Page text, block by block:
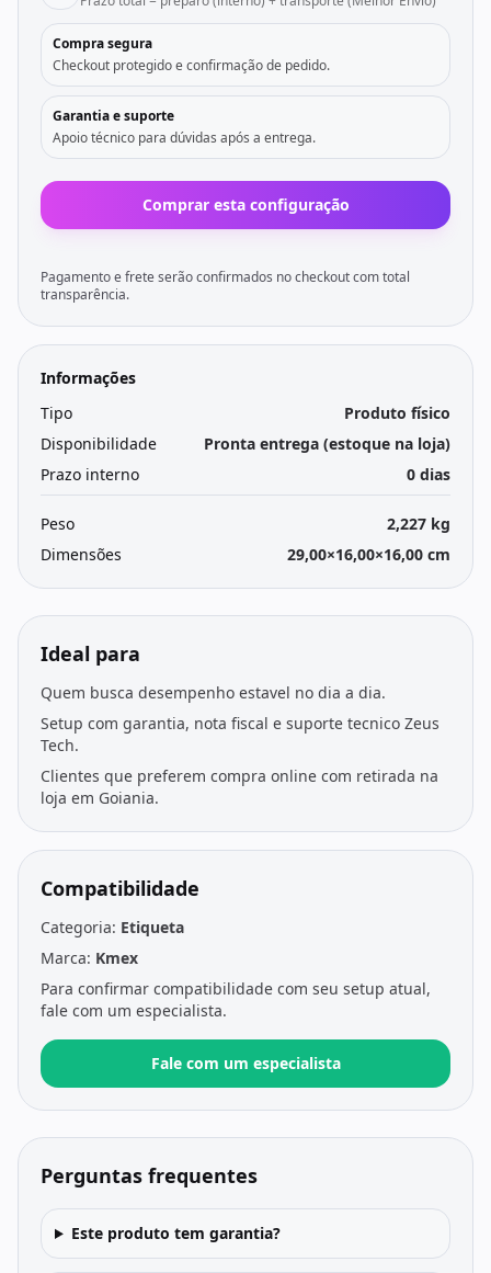
Compra segura
Checkout protegido e confirmação de pedido.
Garantia e suporte
Apoio técnico para dúvidas após a entrega.
Comprar esta configuração
Pagamento e frete serão confirmados no checkout com total
transparência.
Informações
Tipo
Produto físico
Disponibilidade
Pronta entrega (estoque na loja)
Prazo interno
0 dias
Peso
2,227 kg
Dimensões
29,00×16,00×16,00 cm
Ideal para
Quem busca desempenho estavel no dia a dia.
Setup com garantia, nota fiscal e suporte tecnico Zeus
Tech.
Clientes que preferem compra online com retirada na
loja em Goiania.
Compatibilidade
Categoria: Etiqueta
Marca: Kmex
Para confirmar compatibilidade com seu setup atual,
fale com um especialista.
Fale com um especialista
Perguntas frequentes
Este produto tem garantia?